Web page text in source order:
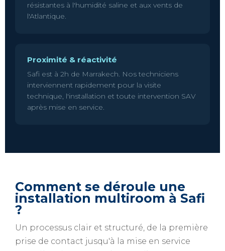
résistantes à l'humidité saline et aux vents de
l'Atlantique.
Proximité & réactivité
Safi est à 2h de Marrakech. Nos techniciens
interviennent rapidement pour la visite
technique, l'installation et toute intervention SAV
après mise en service.
Comment se déroule une
installation multiroom à Safi
?
Un processus clair et structuré, de la première
prise de contact jusqu'à la mise en service